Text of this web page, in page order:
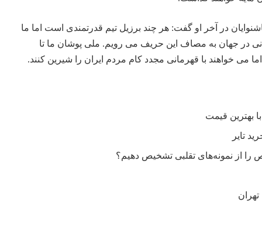
در آخر او گفت: هر چند برزیل تیم قدرتمندی است اما ما
در جهان به مصاف این حریف می رویم. ملی پوشان ما تا
می خواهند با قهرمانی مجدد کام مردم ایران را شیرین کنند.
از نمونه‌های تقلبی تشخیص دهیم؟